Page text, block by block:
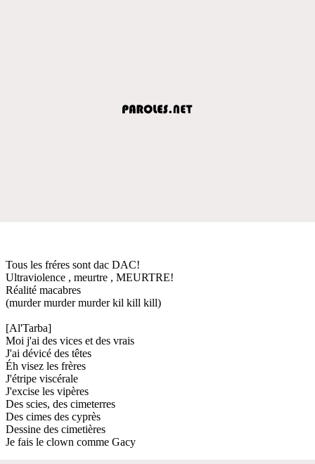
Tous les fréres sont dac DAC!
Ultraviolence , meurtre , MEURTRE!
Réalité macabres
(murder murder murder kil kill kill)
[Al'Tarba]
Moi j'ai des vices et des vrais
J'ai dévicé des têtes
Éh visez les frères
J'étripe viscérale
J'excise les vipères
Des scies, des cimeterres
Des cimes des cyprès
Dessine des cimetières
Je fais le clown comme Gacy